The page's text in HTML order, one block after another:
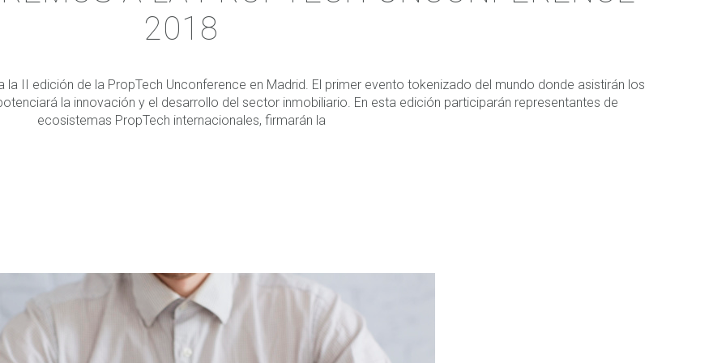
2018
II edición de la PropTech Unconference en Madrid. El primer evento tokenizado del mundo donde asistirán los
la innovación y el desarrollo del sector inmobiliario. En esta edición participarán representantes de
ecosistemas PropTech internacionales, firmarán la